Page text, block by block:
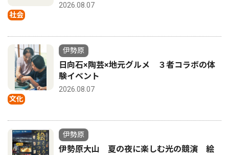
社会
2026.08.07
文化
伊勢原
日向石×陶芸×地元グルメ ３者コラボの体
験イベント
2026.08.07
伊勢原
伊勢原大山 夏の夜に楽しむ光の競演 絵